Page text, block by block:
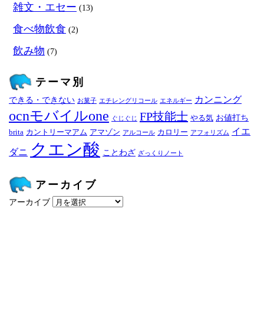
雑文・エセー (13)
食べ物飲食 (2)
飲み物 (7)
テーマ別
できる・できない お菓子 エチレングリコール エネルギー カンニング
ocnモバイルone ぐじぐじ FP技能士 やる気 お値打ち
brita カントリーマアム アマゾン アルコール カロリー アフォリズム イエ
ダニ クエン酸 ことわざ ざっくりノート
アーカイブ
アーカイブ